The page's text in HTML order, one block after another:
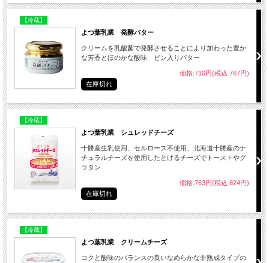
【冷蔵】
よつ葉乳業 発酵バター
クリームを乳酸菌で発酵させることにより加わった豊か
な芳香とほのかな酸味 ビン入りバター
価格:710円(税込 767円)
在庫切れ
【冷蔵】
よつ葉乳業 シュレッドチーズ
十勝産生乳使用、セルロース不使用、北海道十勝産のナ
チュラルチーズを使用したとけるチーズでトーストやグ
ラタン
価格:763円(税込 824円)
在庫切れ
【冷蔵】
よつ葉乳業 クリームチーズ
コクと酸味のバランスの良いなめらかな非熟成タイプの